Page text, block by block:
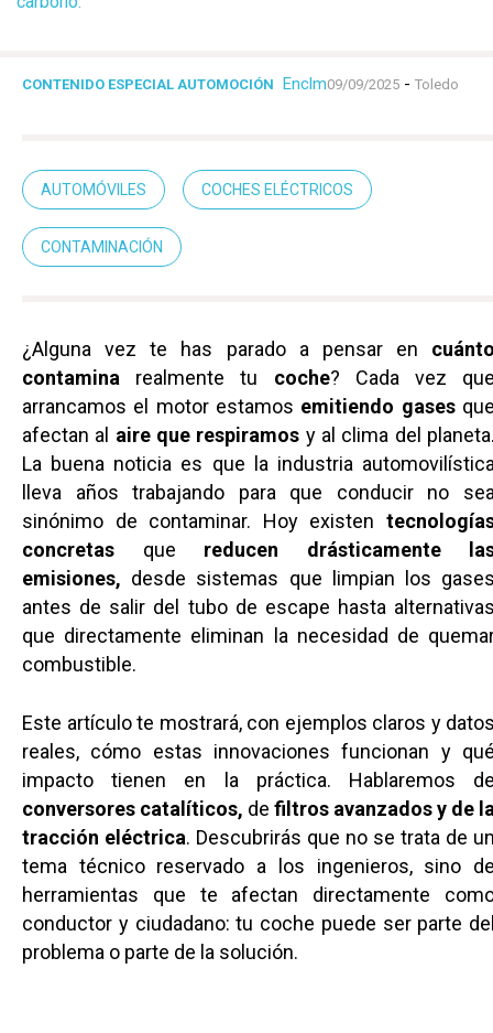
CONTENIDO ESPECIAL AUTOMOCIÓN Enclm09/09/2025 - Toledo
AUTOMÓVILES COCHES ELÉCTRICOS
CONTAMINACIÓN
¿Alguna vez te has parado a pensar en
contamina realmente tu coche? Cada vez
arrancamos el motor estamos emitiendo gases
afectan al aire que respiramos y al clima del
La buena noticia es que la industria
lleva años trabajando para que conducir no
sinónimo de contaminar. Hoy existen
concretas que reducen drásticamente
emisiones, desde sistemas que limpian los
antes de salir del tubo de escape hasta
que directamente eliminan la necesidad de
combustible.
Este artículo te mostrará, con ejemplos claros y
reales, cómo estas innovaciones funcionan y
impacto tienen en la práctica. Hablaremos
conversores catalíticos, de filtros avanzados y de
tracción eléctrica. Descubrirás que no se trata de
tema técnico reservado a los ingenieros, sino
herramientas que te afectan directamente
conductor y ciudadano: tu coche puede ser parte
problema o parte de la solución.